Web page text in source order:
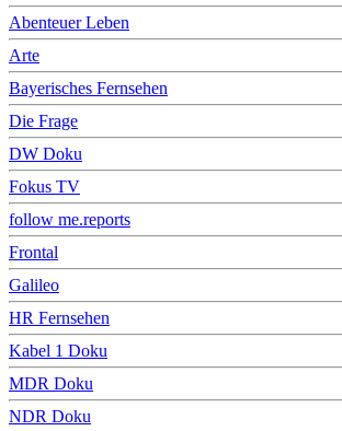
Abenteuer Leben
Arte
Bayerisches Fernsehen
Die Frage
DW Doku
Fokus TV
follow me.reports
Frontal
Galileo
HR Fernsehen
Kabel 1 Doku
MDR Doku
NDR Doku